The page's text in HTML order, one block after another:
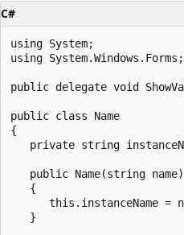
C#
using System;
using System.Windows.Forms;
public delegate void
public class Name
{
private string
   public Name(string name)
   {
this.instanceName =
   }